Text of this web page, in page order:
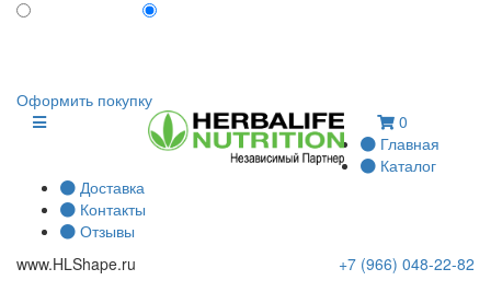
Оформить покупку
0
Главная
Каталог
Доставка
Контакты
Отзывы
www.HLShape.ru +7 (966) 048-22-82